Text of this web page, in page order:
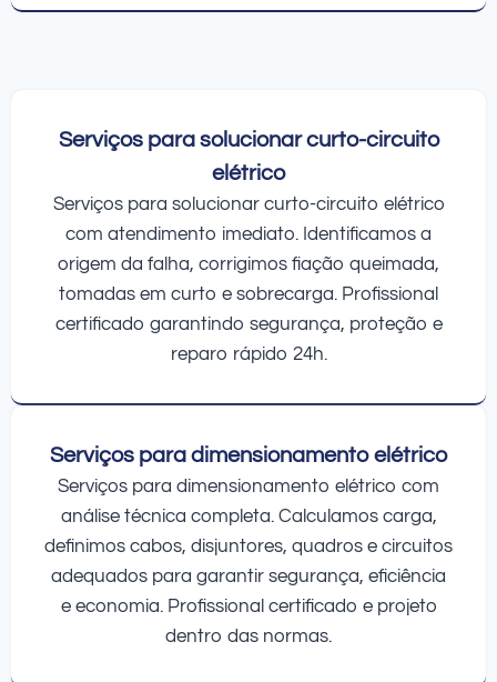
Serviços para solucionar curto-circuito
elétrico
Serviços para solucionar curto-circuito elétrico
com atendimento imediato. Identificamos a
origem da falha, corrigimos fiação queimada,
tomadas em curto e sobrecarga. Profissional
certificado garantindo segurança, proteção e
reparo rápido 24h.
Serviços para dimensionamento elétrico
Serviços para dimensionamento elétrico com
análise técnica completa. Calculamos carga,
definimos cabos, disjuntores, quadros e circuitos
adequados para garantir segurança, eficiência
e economia. Profissional certificado e projeto
dentro das normas.